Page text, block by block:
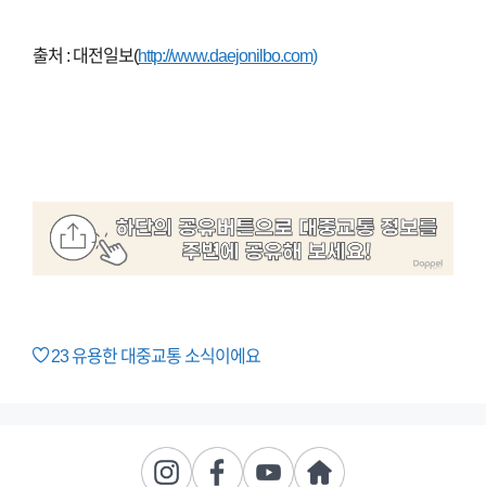
출처 : 대전일보(http://www.daejonilbo.com)
23유용한 대중교통 소식이에요